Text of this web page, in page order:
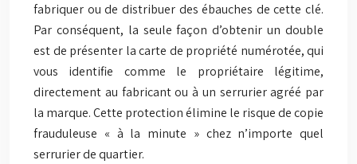
fabriquer ou de distribuer des ébauches de cette clé.
Par conséquent, la seule façon d’obtenir un double
est de présenter la carte de propriété numérotée, qui
vous identifie comme le propriétaire légitime,
directement au fabricant ou à un serrurier agréé par
la marque. Cette protection élimine le risque de copie
frauduleuse « à la minute » chez n’importe quel
serrurier de quartier.